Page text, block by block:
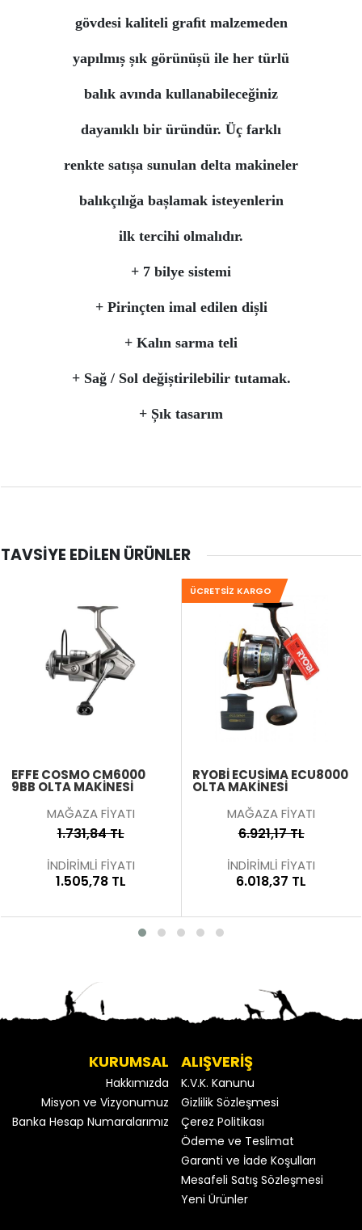
gövdesi kaliteli graﬁt malzemeden
yapılmıș șık görünüșü ile her türlü
balık avında kullanabileceğiniz
dayanıklı bir üründür. Üç farklı
renkte satıșa sunulan delta makineler
balıkçılığa bașlamak isteyenlerin
ilk tercihi olmalıdır.
+ 7 bilye sistemi
+ Pirinçten imal edilen dișli
+ Kalın sarma teli
+ Sağ / Sol değiștirilebilir tutamak.
+ Șık tasarım
TAVSIYE EDILEN ÜRÜNLER
EFFE COSMO CM6000
9BB OLTA MAKINESI
MAĞAZA FİYATI
1.731,84 TL
İNDİRİMLİ FİYATI
1.505,78 TL
ÜCRETSIZ KARGO
RYOBI ECUSIMA ECU8000
OLTA MAKINESI
MAĞAZA FİYATI
6.921,17 TL
İNDİRİMLİ FİYATI
6.018,37 TL
KURUMSAL
Hakkımızda
Misyon ve Vizyonumuz
Banka Hesap Numaralarımız
ALIŞVERİŞ
K.V.K. Kanunu
Gizlilik Sözleşmesi
Çerez Politikası
Ödeme ve Teslimat
Garanti ve İade Koşulları
Mesafeli Satış Sözleşmesi
Yeni Ürünler